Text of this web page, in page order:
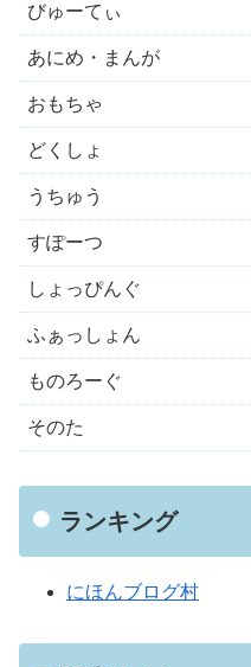
びゅーてぃ
あにめ・まんが
おもちゃ
どくしょ
うちゅう
すぽーつ
しょっぴんぐ
ふぁっしょん
ものろーぐ
そのた
ランキング
にほんブログ村